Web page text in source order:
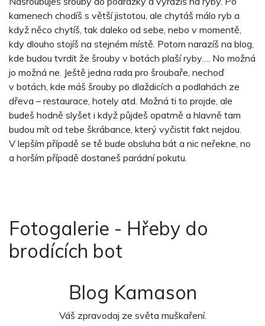
kamenech chodíš s větší jistotou, ale chytáš málo ryb a
když něco chytíš, tak daleko od sebe, nebo v momentě,
kdy dlouho stojíš na stejném místě. Potom narazíš na blog,
kde budou tvrdit že šrouby v botách plaší ryby…. No možná
jo možná ne. Ještě jedna rada pro šroubaře, nechoď
v botách, kde máš šrouby po dlaždicích a podlahách ze
dřeva – restaurace, hotely atd. Možná ti to projde, ale
budeš hodně slyšet i když půjdeš opatrně a hlavně tam
budou mít od tebe škrábance, který vyčistit fakt nejdou.
V lepším případě se tě bude obsluha bát a nic neřekne, no
a horším případě dostaneš parádní pokutu.
Fotogalerie - Hřeby do
brodících bot
Blog Kamason
Váš zpravodaj ze světa muškaření.